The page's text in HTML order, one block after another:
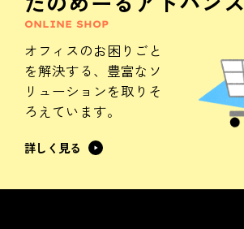
ONLINE SHOP
オフィスのお困りごと
を解決する、 豊富なソ
リューションを取りそ
ろえています。
詳しく見る